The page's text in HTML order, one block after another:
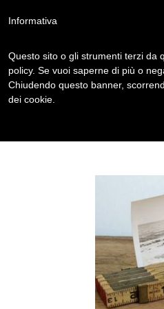
Informativa
Questo sito o gli strumenti terzi da
policy. Se vuoi saperne di più o
Chiudendo questo banner,
dei cookie.